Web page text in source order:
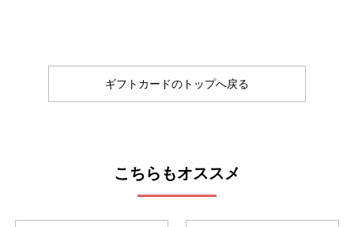
ギフトカードのトップへ戻る
こちらもオススメ